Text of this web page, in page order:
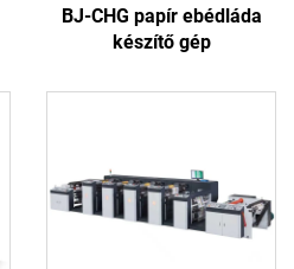
BJ-CHG papír ebédláda
készítő gép